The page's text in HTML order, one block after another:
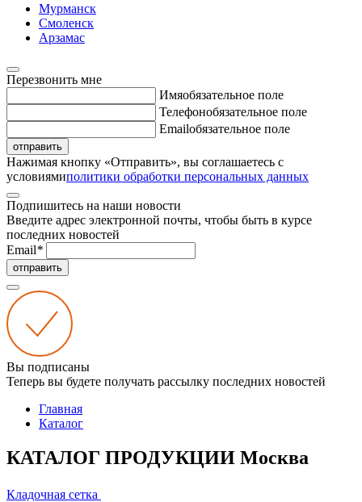
Мурманск
Смоленск
Арзамас
Перезвонить мне
Имяобязательное поле
Телефонобязательное поле
Emailобязательное поле
отправить
Нажимая кнопку «Отправить», вы соглашаетесь с
условиямиполитики обработки персональных данных
Подпишитесь на наши новости
Введите адрес электронной почты, чтобы быть в курсе
последних новостей
Email*
отправить
Вы подписаны
Теперь вы будете получать рассылку последних новостей
Главная
Каталог
КАТАЛОГ ПРОДУКЦИИ Москва
Кладочная сетка